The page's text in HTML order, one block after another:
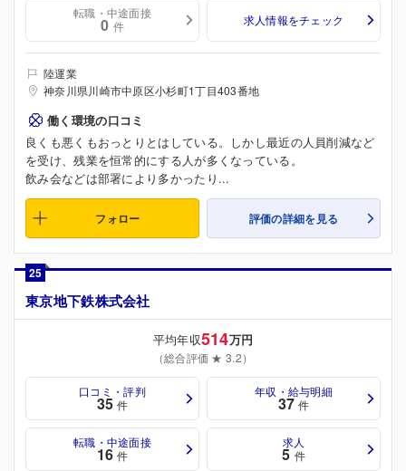
転職・中途面接
0 件 求人情報をチェック
陸運業
神奈川県川崎市中原区小杉町1丁目403番地
働く環境の口コミ
良くも悪くもおっとりとはしている。しかし最近の人員削減など
を受け、残業を恒常的にする人が多くなっている。
飲み会などは部署により多かったり...
フォロー 評価の詳細を見る
25
東京地下鉄株式会社
平均年収514万円
（総合評価 ★ 3.2）
口コミ・評判
35 件
年収・給与明細
37 件
転職・中途面接
16 件
求人
5 件